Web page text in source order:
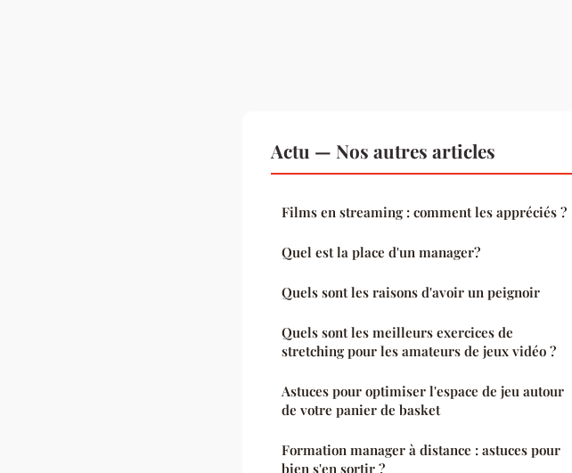
Actu — Nos autres articles
Films en streaming : comment les appréciés ?
Quel est la place d'un manager?
Quels sont les raisons d'avoir un peignoir
Quels sont les meilleurs exercices de
stretching pour les amateurs de jeux vidéo ?
Astuces pour optimiser l'espace de jeu autour
de votre panier de basket
Formation manager à distance : astuces pour
bien s'en sortir ?